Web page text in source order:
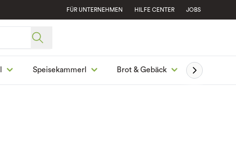
FÜR UNTERNEHMEN HILFE CENTER JOBS
Speisekammerl Brot & Gebäck